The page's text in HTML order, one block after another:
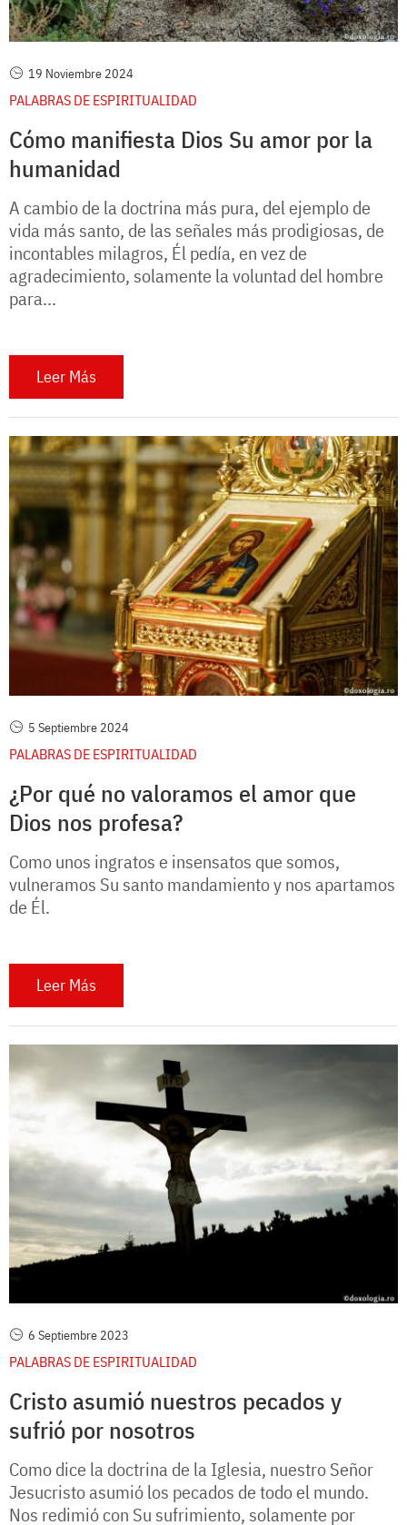
19 Noviembre 2024
PALABRAS DE ESPIRITUALIDAD
Cómo manifiesta Dios Su amor por la
humanidad
A cambio de la doctrina más pura, del ejemplo de
vida más santo, de las señales más prodigiosas, de
incontables milagros, Él pedía, en vez de
agradecimiento, solamente la voluntad del hombre
para...
Leer Más
5 Septiembre 2024
PALABRAS DE ESPIRITUALIDAD
¿Por qué no valoramos el amor que
Dios nos profesa?
Como unos ingratos e insensatos que somos,
vulneramos Su santo mandamiento y nos apartamos
de Él.
Leer Más
6 Septiembre 2023
PALABRAS DE ESPIRITUALIDAD
Cristo asumió nuestros pecados y
sufrió por nosotros
Como dice la doctrina de la Iglesia, nuestro Señor
Jesucristo asumió los pecados de todo el mundo.
Nos redimió con Su sufrimiento, solamente por